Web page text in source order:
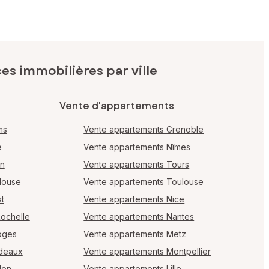
immobilières par ville
Vente d'appartements
Vente appartements Grenoble
Vente appartements Nîmes
Vente appartements Tours
Vente appartements Toulouse
Vente appartements Nice
Vente appartements Nantes
Vente appartements Metz
Vente appartements Montpellier